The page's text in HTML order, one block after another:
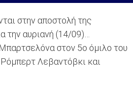
στην αποστολή της
την αυριανή (14/09)…
στον 5ο όμιλο του
Λεβαντόβκι και